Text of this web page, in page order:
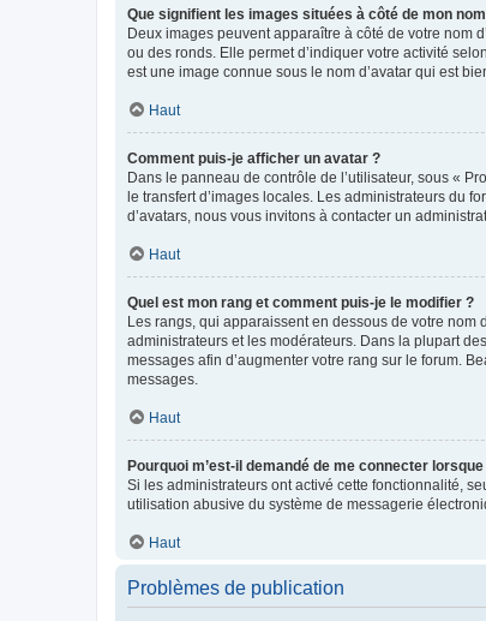
Que signifient les images situées à côté de mon
Deux images peuvent apparaître à côté de votre nom
ou des ronds. Elle permet d’indiquer votre activité
est une image connue sous le nom d’avatar qui est
Haut
Comment puis-je afficher un avatar ?
Dans le panneau de contrôle de l’utilisateur, sous «
le transfert d’images locales. Les administrateurs du
d’avatars, nous vous invitons à contacter un
Haut
Quel est mon rang et comment puis-je le modifier ?
Les rangs, qui apparaissent en dessous de votre
administrateurs et les modérateurs. Dans la plupart
messages afin d’augmenter votre rang sur le forum.
messages.
Haut
Pourquoi m’est-il demandé de me connecter
Si les administrateurs ont activé cette fonctionnalité,
utilisation abusive du système de messagerie
Haut
Problèmes de publication